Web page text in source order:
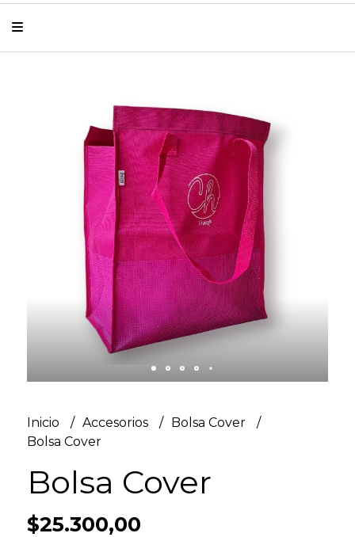
Inicio Accesorios
Bolsa Cover
Bolsa Cover
Bolsa Cover
$25.300,00